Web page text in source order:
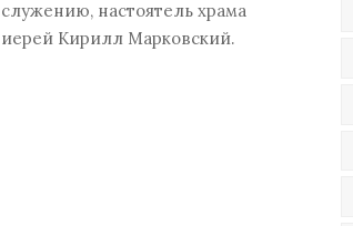
служению, настоятель храма
иерей Кирилл Марковский.